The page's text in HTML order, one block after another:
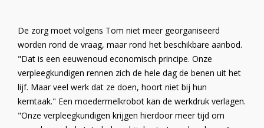
De zorg moet volgens Tom niet meer georganiseerd
worden rond de vraag, maar rond het beschikbare aanbod.
"Dat is een eeuwenoud economisch principe. Onze
verpleegkundigen rennen zich de hele dag de benen uit het
lijf. Maar veel werk dat ze doen, hoort niet bij hun
kerntaak." Een moedermelkrobot kan de werkdruk verlagen.
"Onze verpleegkundigen krijgen hierdoor meer tijd om